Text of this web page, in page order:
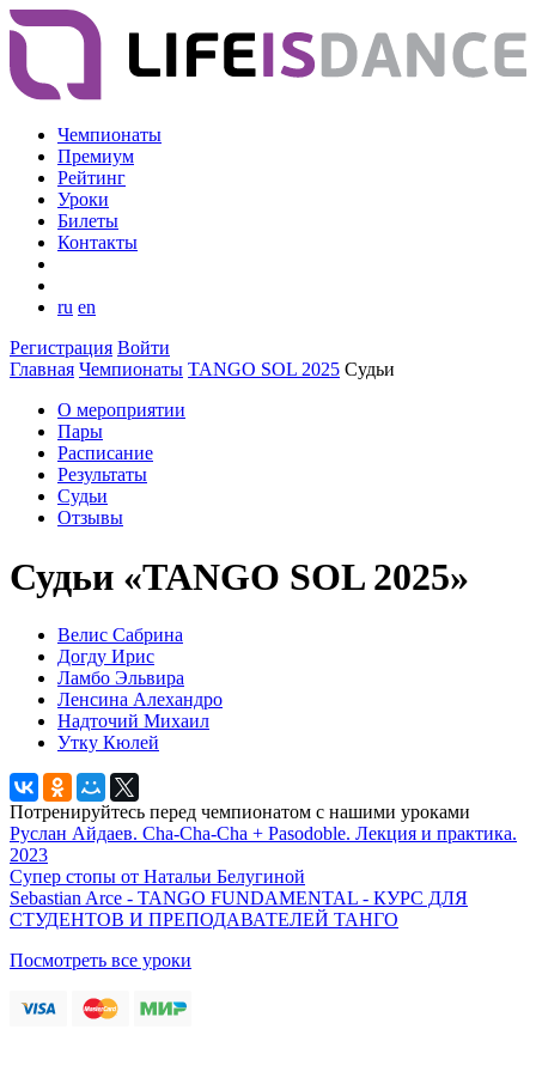
Чемпионаты
Премиум
Рейтинг
Уроки
Билеты
Контакты
ru en
Регистрация Войти
Главная Чемпионаты TANGO SOL 2025 Судьи
О мероприятии
Пары
Расписание
Результаты
Судьи
Отзывы
Судьи «TANGO SOL 2025»
Велис Сабрина
Догду Ирис
Ламбо Эльвира
Ленсина Алехандро
Надточий Михаил
Утку Кюлей
Потренируйтесь перед чемпионатом с нашими уроками
Руслан Айдаев. Cha-Cha-Cha + Pasodoble. Лекция и практика.
2023
Супер стопы от Натальи Белугиной
Sebastian Arce - TANGO FUNDAMENTAL - КУРС ДЛЯ
СТУДЕНТОВ И ПРЕПОДАВАТЕЛЕЙ ТАНГО
Посмотреть все уроки